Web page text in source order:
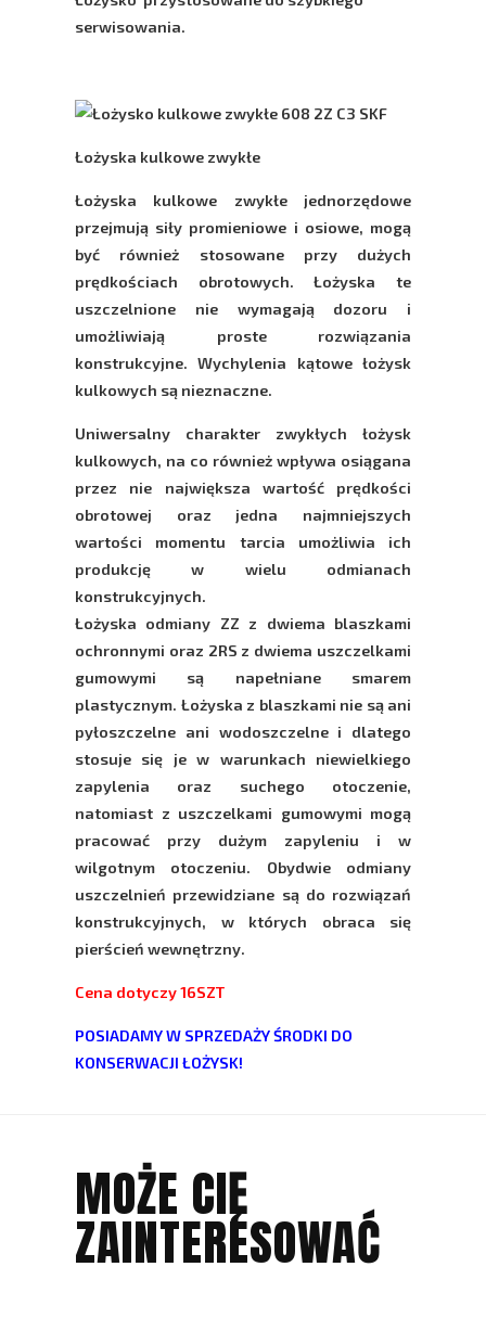
serwisowania.
Łożyska kulkowe zwykłe
Łożyska kulkowe zwykłe jednorzędowe
przejmują siły promieniowe i osiowe, mogą
być również stosowane przy dużych
prędkościach obrotowych. Łożyska te
uszczelnione nie wymagają dozoru i
umożliwiają proste rozwiązania
konstrukcyjne. Wychylenia kątowe łożysk
kulkowych są nieznaczne.
Uniwersalny charakter zwykłych łożysk
kulkowych, na co również wpływa osiągana
przez nie największa wartość prędkości
obrotowej oraz jedna najmniejszych
wartości momentu tarcia umożliwia ich
produkcję w wielu odmianach
konstrukcyjnych.
Łożyska odmiany ZZ z dwiema blaszkami
ochronnymi oraz 2RS z dwiema uszczelkami
gumowymi są napełniane smarem
plastycznym. Łożyska z blaszkami nie są ani
pyłoszczelne ani wodoszczelne i dlatego
stosuje się je w warunkach niewielkiego
zapylenia oraz suchego otoczenie,
natomiast z uszczelkami gumowymi mogą
pracować przy dużym zapyleniu i w
wilgotnym otoczeniu. Obydwie odmiany
uszczelnień przewidziane są do rozwiązań
konstrukcyjnych, w których obraca się
pierścień wewnętrzny.
Cena dotyczy 16SZT
POSIADAMY W SPRZEDAŻYŚRODKI DO
KONSERWACJI ŁOŻYSK!
MOŻE CIĘ
ZAINTERESOWAĆ